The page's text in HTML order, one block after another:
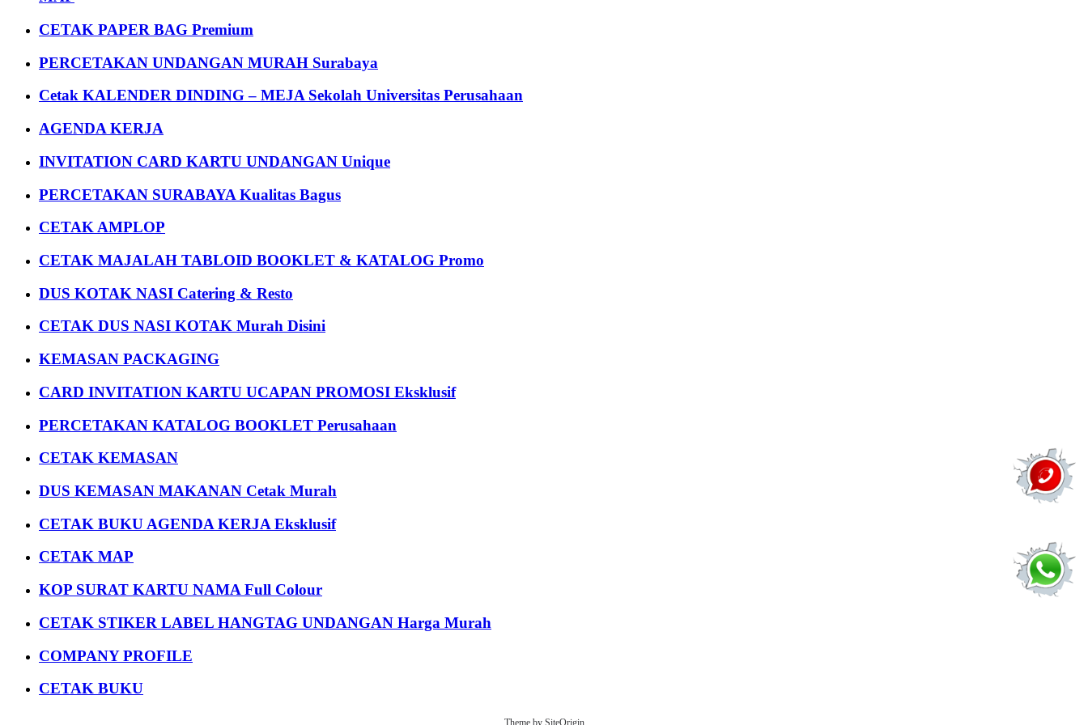
CETAK PAPER BAG Premium
PERCETAKAN UNDANGAN MURAH Surabaya
Cetak KALENDER DINDING – MEJA Sekolah Universitas Perusahaan
AGENDA KERJA
INVITATION CARD KARTU UNDANGAN Unique
PERCETAKAN SURABAYA Kualitas Bagus
CETAK AMPLOP
CETAK MAJALAH TABLOID BOOKLET & KATALOG Promo
DUS KOTAK NASI Catering & Resto
CETAK DUS NASI KOTAK Murah Disini
KEMASAN PACKAGING
CARD INVITATION KARTU UCAPAN PROMOSI Eksklusif
PERCETAKAN KATALOG BOOKLET Perusahaan
CETAK KEMASAN
DUS KEMASAN MAKANAN Cetak Murah
CETAK BUKU AGENDA KERJA Eksklusif
CETAK MAP
KOP SURAT KARTU NAMA Full Colour
CETAK STIKER LABEL HANGTAG UNDANGAN Harga Murah
COMPANY PROFILE
CETAK BUKU
Theme by SiteOrigin